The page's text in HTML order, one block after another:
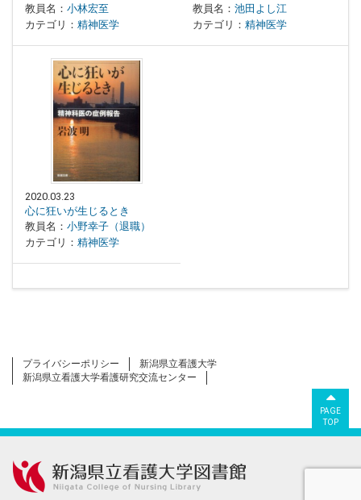
教員名： 小林宏至
カテゴリ： 精神医学
教員名： 池田よし江
カテゴリ： 精神医学
2020.03.23
心に狂いが生じるとき
教員名： 小野幸子（退職）
カテゴリ： 精神医学
プライバシーポリシー
新潟県立看護大学
新潟県立看護大学看護研究交流センター
PAGE
TOP